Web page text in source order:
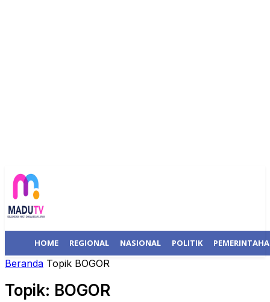
HOME REGIONAL NASIONAL POLITIK
Beranda Topik BOGOR
Topik: BOGOR